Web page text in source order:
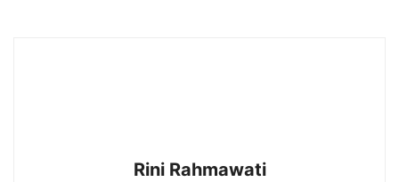
Rini Rahmawati